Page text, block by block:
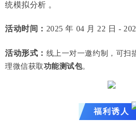
统模拟分析 。
活动时间： 2025 年 04 月 22 日 -
活动形式 ： 线上一对一邀约制，可扫
理微信获取功能测试包。
福利诱人